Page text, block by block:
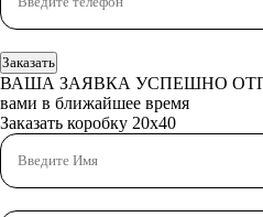
Заказать
ВАША ЗАЯВКА УСПЕШНО
вами в ближайшее время
Заказать коробку 20x40